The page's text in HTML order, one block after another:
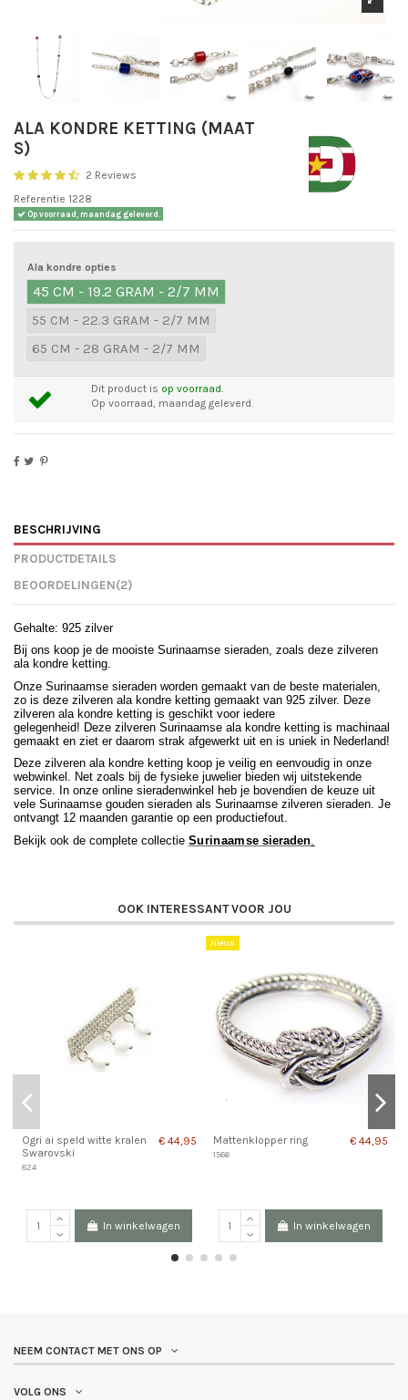
ALA KONDRE KETTING (MAAT
S)
2 Reviews
Referentie 1228
Op voorraad, maandag geleverd.
Ala kondre opties
45 CM - 19.2 GRAM - 2/7 MM
55 CM - 22.3 GRAM - 2/7 MM
65 CM - 28 GRAM - 2/7 MM
Dit product is op voorraad.
Op voorraad, maandag geleverd.
BESCHRIJVING
PRODUCTDETAILS
BEOORDELINGEN(2)
Gehalte: 925 zilver
Bij ons koop je de mooiste Surinaamse sieraden, zoals deze zilveren
ala kondre ketting.
Onze Surinaamse sieraden worden gemaakt van de beste materialen,
zo is deze zilveren ala kondre ketting gemaakt van 925 zilver. Deze
zilveren ala kondre ketting is geschikt voor iedere
gelegenheid! Deze zilveren Surinaamse ala kondre ketting is machinaal
gemaakt en ziet er daarom strak afgewerkt uit en is uniek in Nederland!
Deze zilveren ala kondre ketting koop je veilig en eenvoudig in onze
webwinkel. Net zoals bij de fysieke juwelier bieden wij uitstekende
service. In onze online sieradenwinkel heb je bovendien de keuze uit
vele Surinaamse gouden sieraden als Surinaamse zilveren sieraden. Je
ontvangt 12 maanden garantie op een productiefout.
Bekijk ook de complete collectie Surinaamse sieraden.
OOK INTERESSANT VOOR JOU
Ogri ai speld witte kralen
Swarovski
824
€ 44,95
In winkelwagen
Nieuw
Mattenklopper ring
1566
€ 44,95
In winkelwagen
NEEM CONTACT MET ONS OP
VOLG ONS